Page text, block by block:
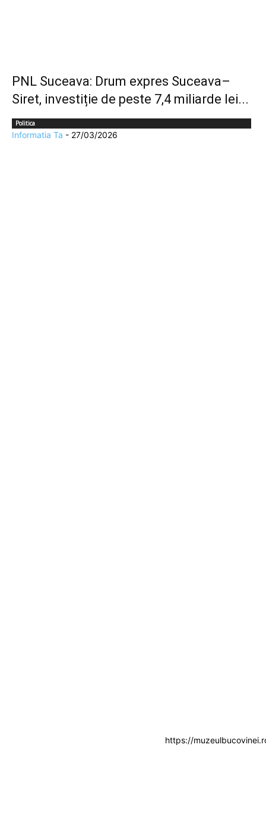
PNL Suceava: Drum expres Suceava–
Siret, investiție de peste 7,4 miliarde lei...
Politica
Informatia Ta - 27/03/2026
https://